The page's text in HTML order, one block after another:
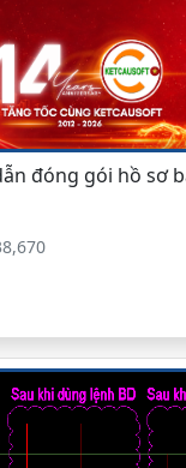
đóng gói hồ sơ